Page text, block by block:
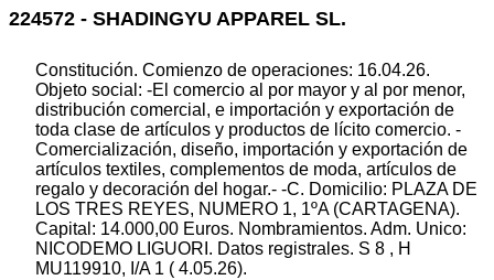
224572 - SHADINGYU APPAREL SL.
Constitución. Comienzo de operaciones: 16.04.26.
Objeto social: -El comercio al por mayor y al por menor,
distribución comercial, e importación y exportación de
toda clase de artículos y productos de lícito comercio. -
Comercialización, diseño, importación y exportación de
artículos textiles, complementos de moda, artículos de
regalo y decoración del hogar.- -C. Domicilio: PLAZA DE
LOS TRES REYES, NUMERO 1, 1ºA (CARTAGENA).
Capital: 14.000,00 Euros. Nombramientos. Adm. Unico:
NICODEMO LIGUORI. Datos registrales. S 8 , H
MU119910, I/A 1 ( 4.05.26).